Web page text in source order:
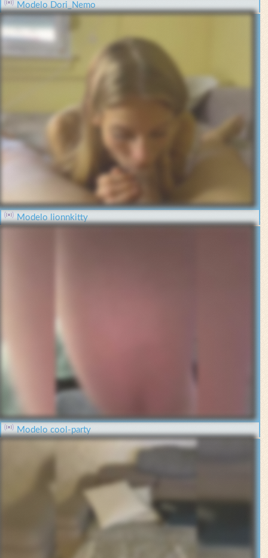
Modelo Dori_Nemo
Modelo lionnkitty
Modelo cool-party